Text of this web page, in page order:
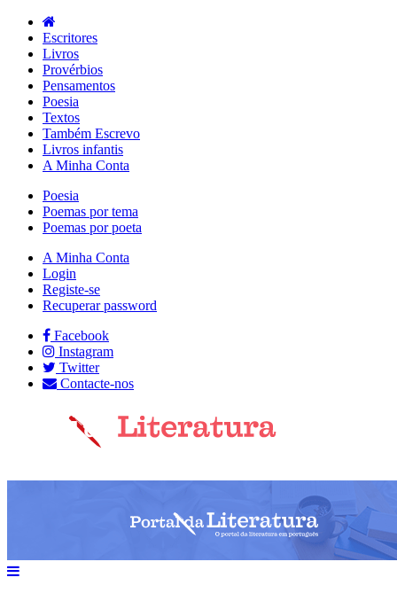
Escritores
Livros
Provérbios
Pensamentos
Poesia
Textos
Também Escrevo
Livros infantis
A Minha Conta
Poesia
Poemas por tema
Poemas por poeta
A Minha Conta
Login
Registe-se
Recuperar password
Facebook
Instagram
Twitter
Contacte-nos